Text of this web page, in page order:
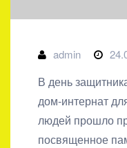
admin
В день
дом-интернат
людей прошло
посвященное